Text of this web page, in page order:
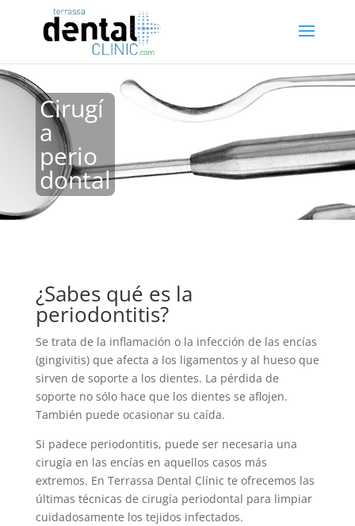
Cirugí
a
perio
dontal
¿Sabes qué es la
periodontitis?
Se trata de la inflamación o la infección de las encías
(gingivitis) que afecta a los ligamentos y al hueso que
sirven de soporte a los dientes. La pérdida de
soporte no sólo hace que los dientes se aflojen.
También puede ocasionar su caída.
Si padece periodontitis, puede ser necesaria una
cirugía en las encías en aquellos casos más
extremos. En Terrassa Dental Clínic te ofrecemos las
últimas técnicas de cirugía periodontal para limpiar
cuidadosamente los tejidos infectados.